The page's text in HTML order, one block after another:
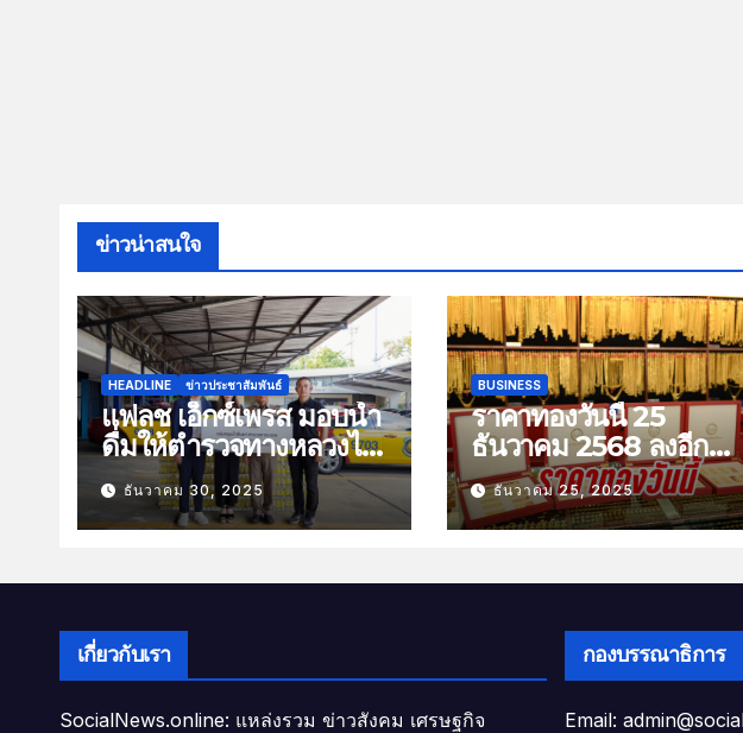
ข่าวน่าสนใจ
HEADLINE ข่าวประชาสัมพันธ์
แฟลช เอ็กซ์เพรส มอบน้ำ
ดื่มให้ตำรวจทางหลวงไว้
บริการประชาชนช่วง
เทศกาลปีใหม่
ธันวาคม 30, 2025
BUSINESS
ราคาทองวันนี้ 25
ธันวาคม 2568 ลงอีก
100 บาท
ธันวาคม 25, 2025
เกี่ยวกับเรา
SocialNews.online: แหล่งรวม ข่าวสังคม เศรษฐกิจ
กองบรรณาธิการ
Email: